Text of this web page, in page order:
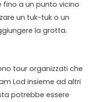
fino a un punto vicino
un tuk-tuk o un
la grotta.
tour organizzati che
Lod insieme ad altri
potrebbe essere